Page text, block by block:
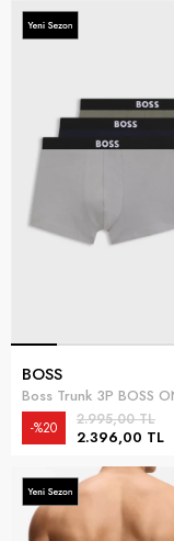
BOSS
2.396,00 TL
2.995,00 TL
%20